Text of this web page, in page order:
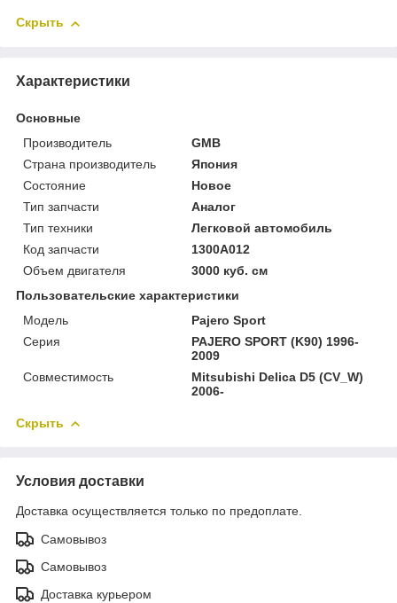
Скрыть
Характеристики
Основные
Производитель
GMB
Страна производитель
Япония
Состояние
Новое
Тип запчасти
Аналог
Тип техники
Легковой автомобиль
Код запчасти
1300A012
Объем двигателя
3000 куб. см
Пользовательские характеристики
Модель
Pajero Sport
Серия
PAJERO SPORT (K90) 1996-
2009
Совместимость
Mitsubishi Delica D5 (CV_W)
2006-
Скрыть
Условия доставки
Доставка осуществляется только по предоплате.
Самовывоз
Самовывоз
Доставка курьером